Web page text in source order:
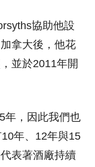
協助他設
拿大後，他花
並於2011年開
年，因此我們也
年、12年與15
表著酒廠持續